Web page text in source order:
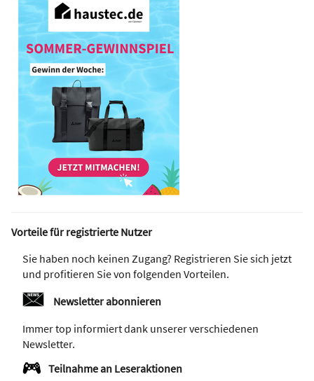
Vorteile für registrierte Nutzer
Sie haben noch keinen Zugang? Registrieren Sie sich jetzt
und profitieren Sie von folgenden Vorteilen.
Newsletter abonnieren
Immer top informiert dank unserer verschiedenen
Newsletter.
Teilnahme an Leseraktionen